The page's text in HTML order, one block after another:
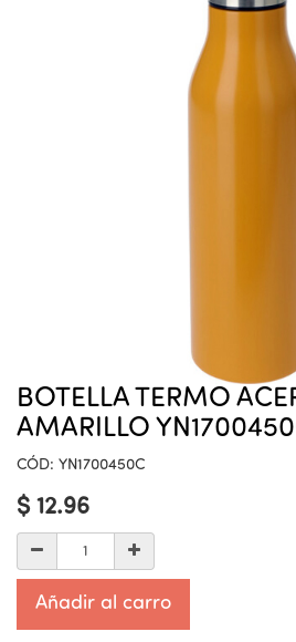
BOTELLA TERMO
AMARILLO
CÓD: YN1700450C
$ 12.96
Añadir al carro